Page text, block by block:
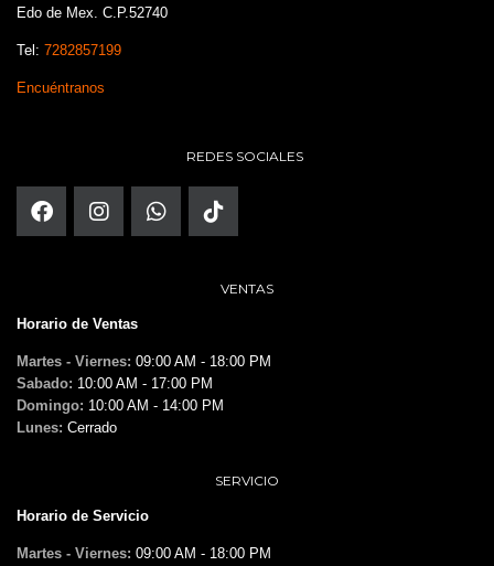
Edo de Mex. C.P.52740
Tel: 7282857199
Encuéntranos
REDES SOCIALES
VENTAS
Horario de Ventas
Martes - Viernes: 09:00 AM - 18:00 PM
Sabado: 10:00 AM - 17:00 PM
Domingo: 10:00 AM - 14:00 PM
Lunes: Cerrado
SERVICIO
Horario de Servicio
Martes - Viernes: 09:00 AM - 18:00 PM